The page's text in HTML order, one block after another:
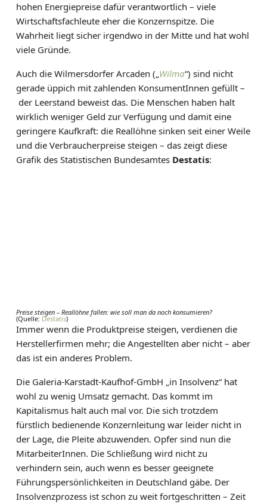
hohen Energiepreise dafür verantwortlich – viele
Wirtschaftsfachleute eher die Konzernspitze. Die
Wahrheit liegt sicher irgendwo in der Mitte und hat wohl
viele Gründe.
Auch die Wilmersdorfer Arcaden („Wilma“) sind nicht
gerade üppich mit zahlenden KonsumentInnen gefüllt –
der Leerstand beweist das. Die Menschen haben halt
wirklich weniger Geld zur Verfügung und damit eine
geringere Kaufkraft: die Reallöhne sinken seit einer Weile
und die Verbraucherpreise steigen – das zeigt diese
Grafik des Statistischen Bundesamtes Destatis:
Preise steigen – Reallöhne fallen: wie soll man da noch konsumieren?
(Quelle: Destatis)
Immer wenn die Produktpreise steigen, verdienen die
Herstellerfirmen mehr; die Angestellten aber nicht – aber
das ist ein anderes Problem.
Die Galeria-Karstadt-Kaufhof-GmbH „in Insolvenz“ hat
wohl zu wenig Umsatz gemacht. Das kommt im
Kapitalismus halt auch mal vor. Die sich trotzdem
fürstlich bedienende Konzernleitung war leider nicht in
der Lage, die Pleite abzuwenden. Opfer sind nun die
MitarbeiterInnen. Die Schließung wird nicht zu
verhindern sein, auch wenn es besser geeignete
Führungspersönlichkeiten in Deutschland gäbe. Der
Insolvenzprozess ist schon zu weit fortgeschritten – Zeit